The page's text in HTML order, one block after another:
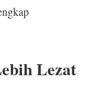
Lezat